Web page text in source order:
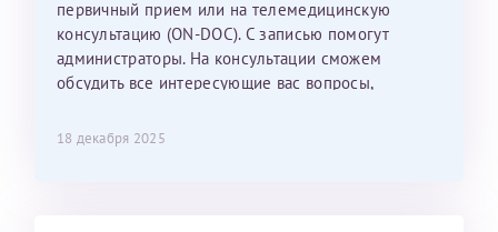
С ней общение было, как с давней знакомой, очень
лёгкое и простое. Вообще в данной клинике весь
персонал очень вежливый и чуткий, прям приятно
находиться. Мы собираемся туда ещё за вторым
сомнений.
первичный прием или на телемедицинскую
консультацию (ON-DOC). С записью помогут
администраторы. На консультации сможем
обсудить все интересующие вас вопросы,
18 декабря 2025